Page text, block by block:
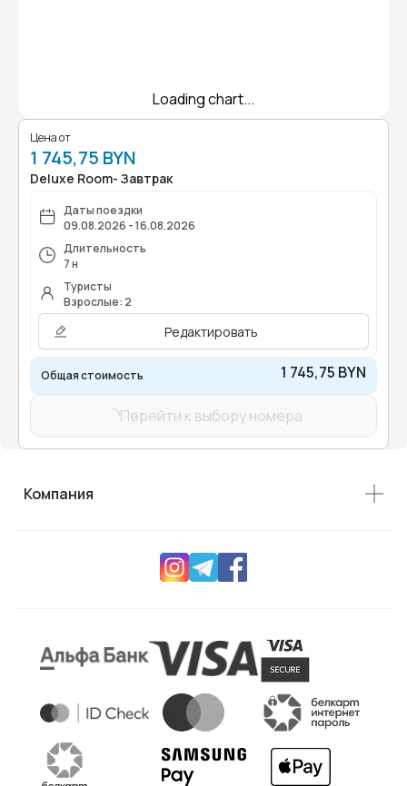
Loading chart...
Цена от
1 745,75 BYN
Deluxe Room- Завтрак
Даты поездки
09.08.2026 - 16.08.2026
Длительность
7 н
Туристы
Взрослые: 2
Редактировать
Общая стоимость 1 745,75 BYN
Перейти к выбору номера
Компания